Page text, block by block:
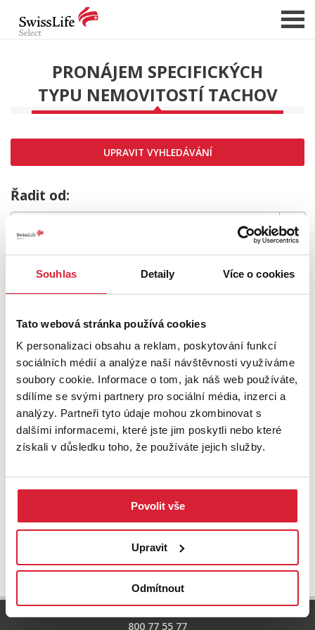
Souhlas Detaily Více o cookies
Tato webová stránka používá cookies
K personalizaci obsahu a reklam, poskytování funkcí
sociálních médií a analýze naší návštěvnosti využíváme
soubory cookie. Informace o tom, jak náš web používáte,
sdílíme se svými partnery pro sociální média, inzerci a
analýzy. Partneři tyto údaje mohou zkombinovat s
dalšími informacemi, které jste jim poskytli nebo které
získali v důsledku toho, že používáte jejich služby.
Povolit vše
Upravit
Odmítnout
NABÍDKA NEMOVITOSTÍ
CHCI PRODAT / PRONAJMOUT
HLÍDAT NOVÉ NABÍDKY
CHCI OCENIT NEMOVITOST
O NÁS
REFERENCE
PRONÁJEM SPECIFICKÝCH
TYPU NEMOVITOSTÍ TACHOV
UPRAVIT VYHLEDÁVÁNÍ
Řadit od:
MRZÍ NÁS TO,
ale požadovaný typ nemovitosti nebyl nalezen.
Zkuste upravit filtr
nebo přejděte na základní
UPRAVIT VYHLEDÁVÁNÍ
800 77 55 77